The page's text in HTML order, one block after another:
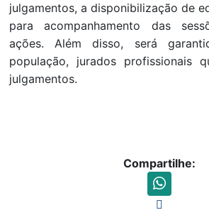
julgamentos, a disponibilização de
para acompanhamento das
ações. Além disso, será
população, jurados profissionais
julgamentos.
Compartilhe: